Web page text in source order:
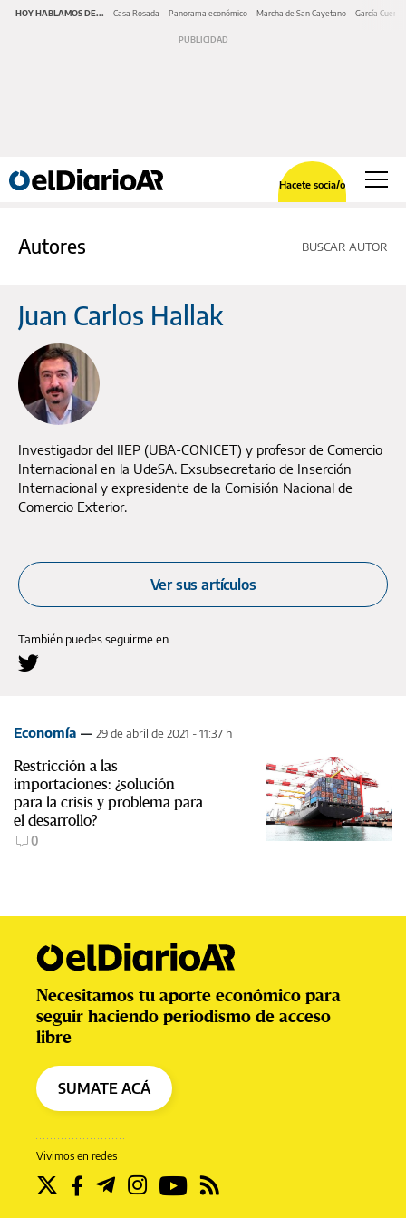
HOY HABLAMOS DE... Casa Rosada Panorama económico Marcha de San Cayetano García Cuerva
Hacete socia/o
Autores BUSCAR AUTOR
Juan Carlos Hallak
Investigador del IIEP (UBA-CONICET) y profesor de Comercio
Internacional en la UdeSA. Exsubsecretario de Inserción
Internacional y expresidente de la Comisión Nacional de
Comercio Exterior.
Ver sus artículos
También puedes seguirme en
Economía 29 de abril de 2021 - 11:37 h
Restricción a las
importaciones: ¿solución
para la crisis y problema para
el desarrollo?
0
Vivimos en redes
Necesitamos tu aporte económico para
seguir haciendo periodismo de acceso
libre
SUMATE ACÁ